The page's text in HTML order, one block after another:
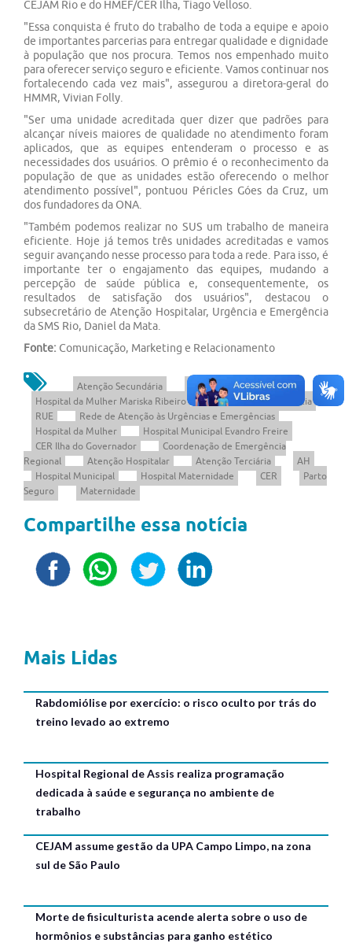
CEJAM Rio e do HMEF/CER Ilha, Tiago Velloso.
"Essa conquista é fruto do trabalho de toda a equipe e apoio
de importantes parcerias para entregar qualidade e dignidade
à população que nos procura. Temos nos empenhado muito
para oferecer serviço seguro e eficiente. Vamos continuar nos
fortalecendo cada vez mais", assegurou a diretora-geral do
HMMR, Vivian Folly.
"Ser uma unidade acreditada quer dizer que padrões para
alcançar níveis maiores de qualidade no atendimento foram
aplicados, que as equipes entenderam o processo e as
necessidades dos usuários. O prêmio é o reconhecimento da
população de que as unidades estão oferecendo o melhor
atendimento possível", pontuou Péricles Góes da Cruz, um
dos fundadores da ONA.
"Também podemos realizar no SUS um trabalho de maneira
eficiente. Hoje já temos três unidades acreditadas e vamos
seguir avançando nesse processo para toda a rede. Para isso, é
importante ter o engajamento das equipes, mudando a
percepção de saúde pública e, consequentemente, os
resultados de satisfação dos usuários", destacou o
subsecretário de Atenção Hospitalar, Urgência e Emergência
da SMS Rio, Daniel da Mata.
Fonte: Comunicação, Marketing e Relacionamento
Atenção Secundária
Maternidade Segura
Hospital da Mulher Mariska Ribeiro
Urgência e Emergência
RUE
Rede de Atenção às Urgências e Emergências
Hospital da Mulher
Hospital Municipal Evandro Freire
CER Ilha do Governador
Coordenação de Emergência
Regional
Atenção Hospitalar Atenção Terciária
AH
Hospital Municipal
Hospital Maternidade CER
Parto
Seguro
Maternidade
Compartilhe essa notícia
Mais Lidas
Rabdomiólise por exercício: o risco oculto por trás do
treino levado ao extremo
Hospital Regional de Assis realiza programação
dedicada à saúde e segurança no ambiente de
trabalho
CEJAM assume gestão da UPA Campo Limpo, na zona
sul de São Paulo
Morte de fisiculturista acende alerta sobre o uso de
hormônios e substâncias para ganho estético